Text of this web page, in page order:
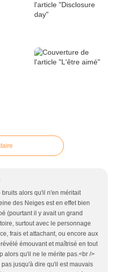
alors qu'il n'en méritait
des Neiges est en effet bien
(pourtant il y avait un grand
surtout avec le personnage
frais et attachant, ou encore aux
émouvant et maîtrisé en tout
alors qu'il ne le mérite pas.<br />
jusqu'à dire qu'il est mauvais